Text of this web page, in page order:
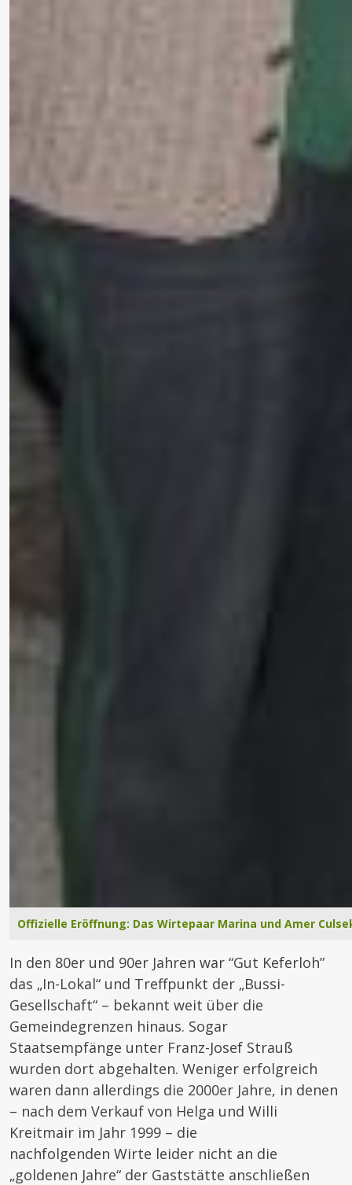
Offizielle Eröffnung: Das Wirtepaar Marina und Amer
In den 80er und 90er Jahren war “Gut Keferloh”
das „In-Lokal“ und Treffpunkt der „Bussi-
Gesellschaft“ – bekannt weit über die
Gemeindegrenzen hinaus. Sogar
Staatsempfänge unter Franz-Josef Strauß
wurden dort abgehalten. Weniger erfolgreich
waren dann allerdings die 2000er Jahre, in denen
– nach dem Verkauf von Helga und Willi
Kreitmair im Jahr 1999 – die
nachfolgenden Wirte leider nicht an die
„goldenen Jahre“ der Gaststätte anschließen